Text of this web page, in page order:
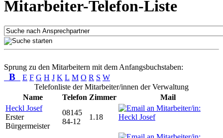
Mitarbeiter-Telefon-Liste
Sprung zu den Mitarbeitern mit dem Anfangsbuchstaben:
B E F G H J K L M O R S W
Telefonliste der Mitarbeiter/innen der Verwaltung
Name
Telefon Zimmer
Mail
Heckl Josef
Erster
Bürgermeister
08145
84-12
1.18